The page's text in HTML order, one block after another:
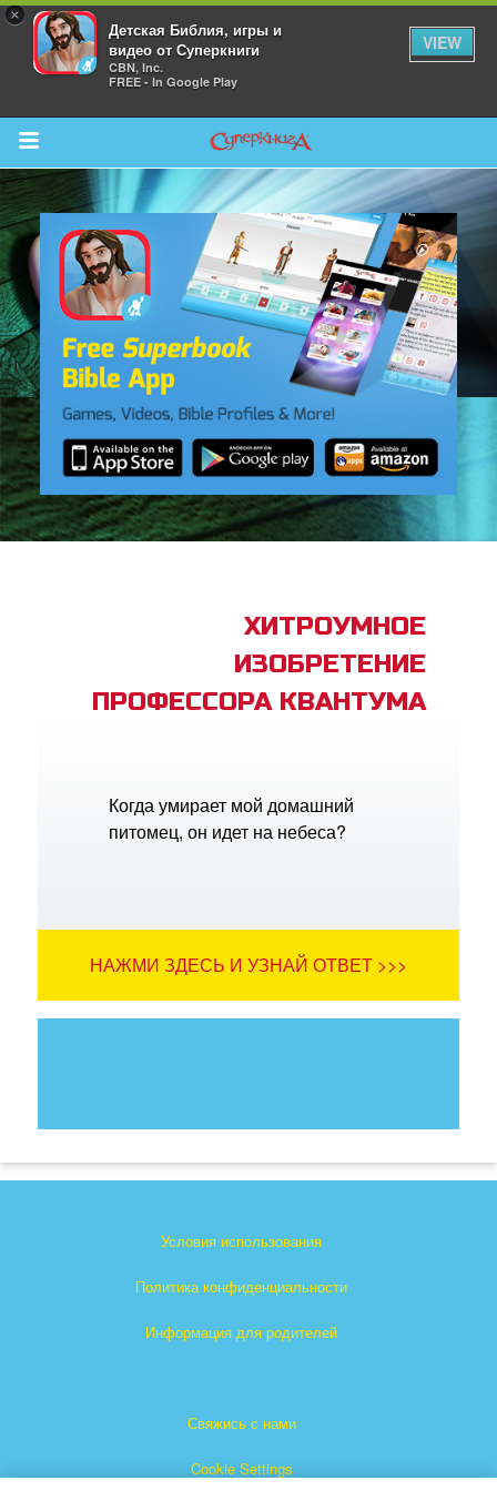
×
Детская Библия, игры и
видео от Суперкниги
CBN, Inc.
FREE - In Google Play
VIEW
Return to Content
Bible App
ХИТРОУМНОЕ
ИЗОБРЕТЕНИЕ
ПРОФЕССОРА КВАНТУМА
Когда умирает мой домашний
питомец, он идет на небеса?
НАЖМИ ЗДЕСЬ И УЗНАЙ ОТВЕТ >>>
Условия использования
Политика конфиденциальности
Информация для родителей
Свяжись с нами
Cookie Settings